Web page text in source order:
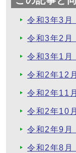
令和3年3
令和3年2
令和3年1
令和2年12
令和2年11
令和2年10
令和2年9
令和2年8